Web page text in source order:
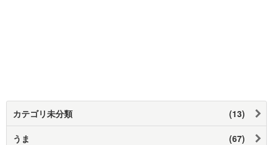
カテゴリ未分類 (13)
うま (67)